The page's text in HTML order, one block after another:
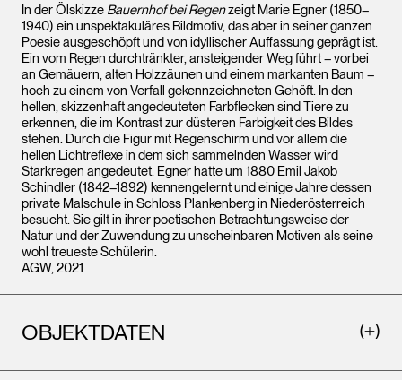
In der Ölskizze Bauernhof bei Regenzeigt Marie Egner (1850–
1940) ein unspektakuläres Bildmotiv, das aber in seiner ganzen
Poesie ausgeschöpft und von idyllischer Auffassung geprägt ist.
Ein vom Regen durchtränkter, ansteigender Weg führt – vorbei
an Gemäuern, alten Holzzäunen und einem markanten Baum –
hoch zu einem von Verfall gekennzeichneten Gehöft. In den
hellen, skizzenhaft angedeuteten Farbflecken sind Tiere zu
erkennen, die im Kontrast zur düsteren Farbigkeit des Bildes
stehen. Durch die Figur mit Regenschirm und vor allem die
hellen Lichtreflexe in dem sich sammelnden Wasser wird
Starkregen angedeutet. Egner hatte um 1880 Emil Jakob
Schindler (1842–1892) kennengelernt und einige Jahre dessen
private Malschule in Schloss Plankenberg in Niederösterreich
besucht. Sie gilt in ihrer poetischen Betrachtungsweise der
Natur und der Zuwendung zu unscheinbaren Motiven als seine
wohl treueste Schülerin.
AGW, 2021
OBJEKTDATEN